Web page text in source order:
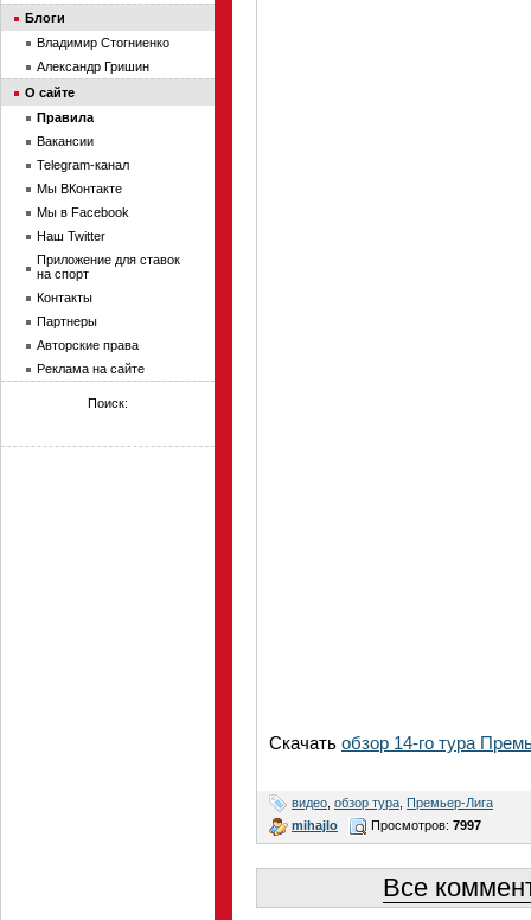
Скачать обзор 14-го тура
видео обзор тура Премьер-Лига
mihajlo
Просмотров: 7997
Все
Блоги
Владимир Стогниенко
Александр Гришин
О сайте
Правила
Вакансии
Telegram-канал
Мы ВКонтакте
Мы в Facebook
Наш Twitter
Приложение для ставок
на спорт
Контакты
Партнеры
Авторские права
Реклама на сайте
Поиск: